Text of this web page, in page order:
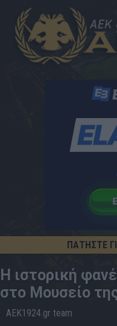
ΠΑΤΗΣΤΕ
H ιστορική
στο Μουσείο
AEK1924.gr team